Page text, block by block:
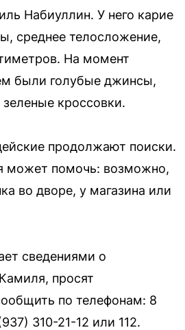
Набиуллин. У него карие
среднее телосложение,
На момент
были голубые джинсы,
кроссовки.
продолжают поиски.
может помочь: возможно,
во дворе, у магазина или
сведениями о
просят
по телефонам: 8
310-21-12 или 112.